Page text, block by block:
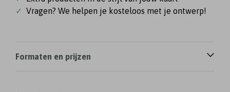
✓ Vragen? We helpen je kosteloos met je ontwerp!
Formaten en prijzen